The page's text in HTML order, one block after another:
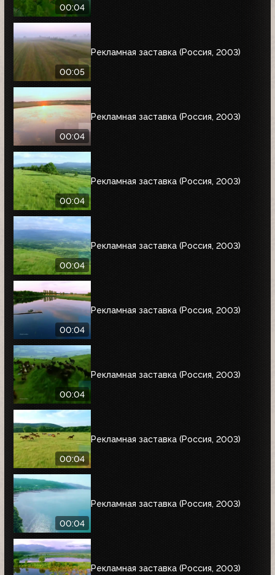
00:04
00:05
Рекламная заставка (Россия, 2003)
00:04
Рекламная заставка (Россия, 2003)
00:04
Рекламная заставка (Россия, 2003)
00:04
Рекламная заставка (Россия, 2003)
00:04
Рекламная заставка (Россия, 2003)
00:04
Рекламная заставка (Россия, 2003)
00:04
Рекламная заставка (Россия, 2003)
00:04
Рекламная заставка (Россия, 2003)
Рекламная заставка (Россия, 2003)